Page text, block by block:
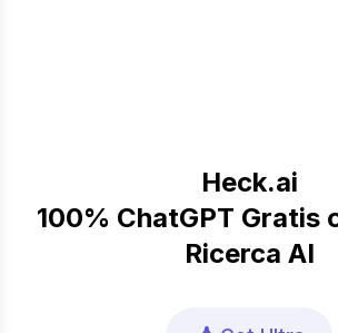
Heck.ai
100% ChatGPT Gratis
Ricerca AI